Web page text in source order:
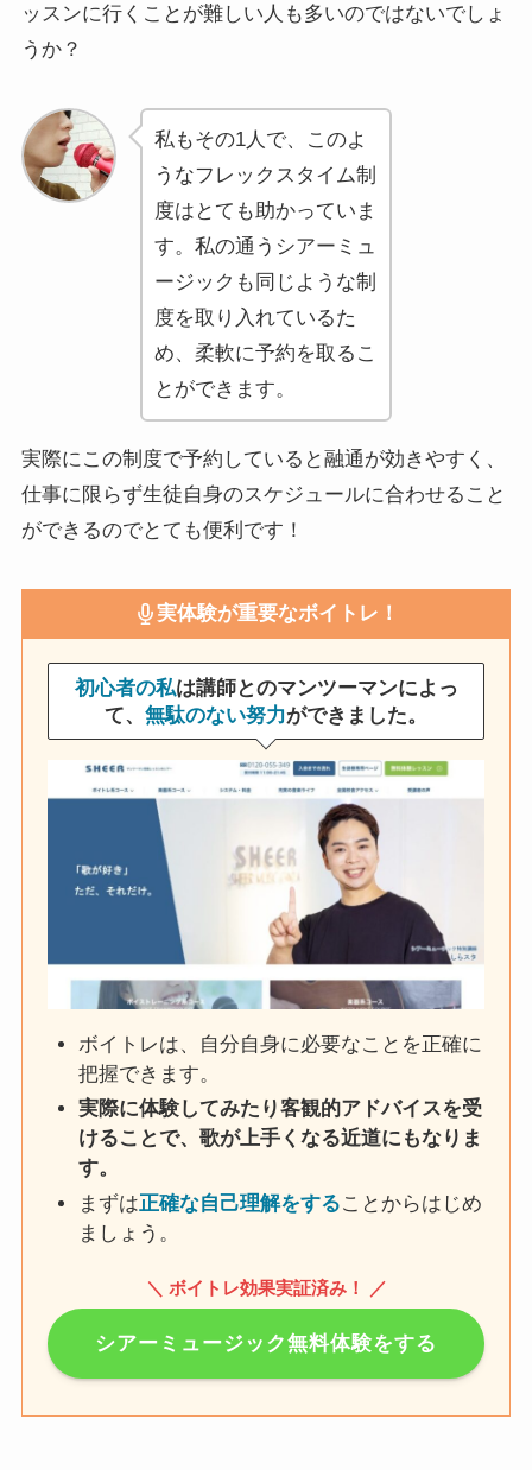
ッスンに行くことが難しい人も多いのではないでしょ
うか？
私もその1人で、このよ
うなフレックスタイム制
度はとても助かっていま
す。私の通うシアーミュ
ージックも同じような制
度を取り入れているた
め、柔軟に予約を取るこ
とができます。
実際にこの制度で予約していると融通が効きやすく、
仕事に限らず生徒自身のスケジュールに合わせること
ができるのでとても便利です！
実体験が重要なボイトレ！
初心者の私は講師とのマンツーマンによっ
て、 無駄のない努力ができました。
ボイトレは、自分自身に必要なことを正確に
把握できます。
実際に体験してみたり客観的アドバイスを受
けることで、歌が上手くなる近道にもなりま
す。
まずは正確な自己理解をすることからはじめ
ましょう。
＼ ボイトレ効果実証済み！ ／
シアーミュージック無料体験をする